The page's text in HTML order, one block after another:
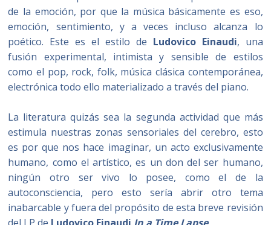
de la emoción, por que la música básicamente es eso,
emoción, sentimiento, y a veces incluso alcanza lo
poético. Este es el estilo de Ludovico Einaudi, una
fusión experimental, intimista y sensible de estilos
como el pop, rock, folk, música clásica contemporánea,
electrónica todo ello materializado a través del piano.
La literatura quizás sea la segunda actividad que más
estimula nuestras zonas sensoriales del cerebro, esto
es por que nos hace imaginar, un acto exclusivamente
humano, como el artístico, es un don del ser humano,
ningún otro ser vivo lo posee, como el de la
autoconsciencia, pero esto sería abrir otro tema
inabarcable y fuera del propósito de esta breve revisión